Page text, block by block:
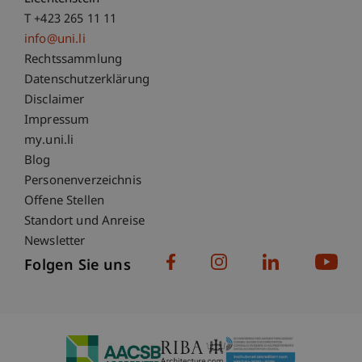
T +423 265 11 11
info@uni.li
Fußzeile Rechtliche Hinweise
Rechtssammlung
Datenschutzerklärung
Disclaimer
Impressum
Fußzeile Subdomain-Verzeichnis
my.uni.li
Blog
Personenverzeichnis
Offene Stellen
Standort und Anreise
Newsletter
Folgen Sie uns